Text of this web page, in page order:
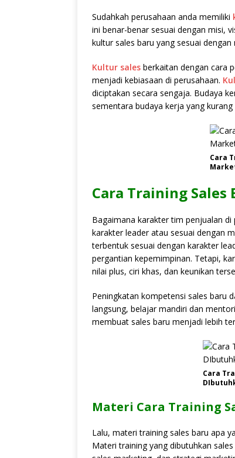
Sudahkah perusahaan anda memiliki
ini benar-benar sesuai dengan misi,
kultur sales baru yang sesuai
Kultur sales berkaitan dengan cara
menjadi kebiasaan di perusahaan.
diciptakan secara sengaja. Budaya
sementara budaya kerja yang
Cara
Cara Training
Bagaimana karakter tim penjualan di
karakter leader atau sesuai dengan
terbentuk sesuai dengan karakter
pergantian kepemimpinan. Tetapi,
nilai plus, ciri khas, dan keunikan
Peningkatan kompetensi sales baru
langsung, belajar mandiri dan
membuat sales baru menjadi lebih
Cara
Materi Cara Training
Lalu, materi training sales baru apa
Materi training yang dibutuhkan